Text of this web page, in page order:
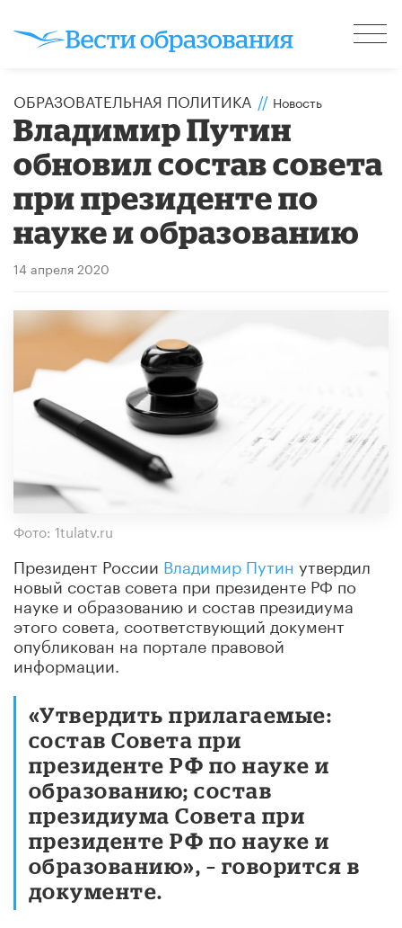
ОБРАЗОВАТЕЛЬНАЯ ПОЛИТИКА // Новость
Владимир Путин
обновил состав совета
при президенте по
науке и образованию
14 апреля 2020
Фото: 1tulatv.ru
Президент России Владимир Путин утвердил
новый состав совета при президенте РФ по
науке и образованию и состав президиума
этого совета, соответствующий документ
опубликован на портале правовой
информации.
«Утвердить прилагаемые:
состав Совета при
президенте РФ по науке и
образованию; состав
президиума Совета при
президенте РФ по науке и
образованию», – говорится в
документе.